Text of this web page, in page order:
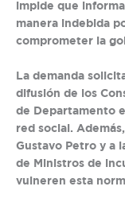
impide que
manera indebida
comprometer la
La demanda
difusión de los
de Departamento
red social.
Gustavo Petro y a
de Ministros de
vulneren esta